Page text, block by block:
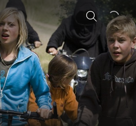
Sök